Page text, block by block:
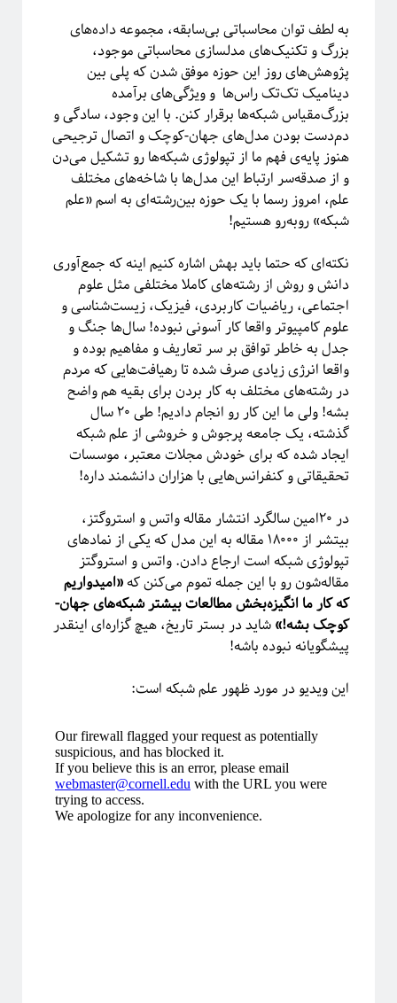
به لطف توان محاسباتی بی‌سابقه، مجموعه داده‌های
بزرگ و تکنیک‌های مدلسازی محاسباتی موجود،
پژوهش‌های روز این حوزه موفق شدن که پلی بین
دینامیک تک‌تک راس‌ها و ویژگی‌های برآمده
بزرگ‌مقیاس شبکه‌ها برقرار کنن. با این وجود، سادگی و
دم‌دست بودن مدل‌های جهان‌-کوچک و اتصال ترجیحی
هنوز پایه‌ی فهم ما از تپولوژی شبکه‌ها رو تشکیل می‌دن
و از صدقه‌سر ارتباط این مدل‌ها با شاخه‌های مختلف
علم، امروز رسما با یک حوزه بین‌رشته‌ای به اسم «علم
شبکه» روبه‌رو هستیم!
نکته‌ای که حتما باید بهش اشاره کنیم اینه که جمع‌آوری
دانش و روش از رشته‌های کاملا مختلفی مثل علوم
اجتماعی، ریاضیات کاربردی، فیزیک، زیست‌شناسی و
علوم کامپیوتر واقعا کار آسونی نبوده! سال‌ها جنگ و
جدل به خاطر توافق بر سر تعاریف و مفاهیم بوده و
واقعا انرژی زیادی صرف شده تا رهیافت‌هایی که مردم
در رشته‌های مختلف به کار بردن برای بقیه هم واضح
بشه! ولی ما این کار رو انجام دادیم! طی ۲۰ سال
گذشته، یک جامعه پرجوش و خروشی از علم شبکه
ایجاد شده که برای خودش مجلات معتبر، موسسات
تحقیقاتی و کنفرانس‌هایی با هزاران دانشمند داره!
در ۲۰امین سالگرد انتشار مقاله واتس و استروگتز،
بیتشر از ۱۸۰۰۰ مقاله به این مدل که یکی از نمادهای
تپولوژی شبکه‌ است ارجاع دادن. واتس و استروگتز
مقاله‌شون رو با این جمله تموم می‌کنن که«امیدواریم
که کار ما انگیزه‌بخش مطالعات بیشتر شبکه‌های جهان-
کوچک بشه!»شاید در بستر تاریخ، هیچ گزاره‌ای اینقدر
پیشگویانه نبوده باشه!
این ویدیو در مورد ظهور علم شبکه است: